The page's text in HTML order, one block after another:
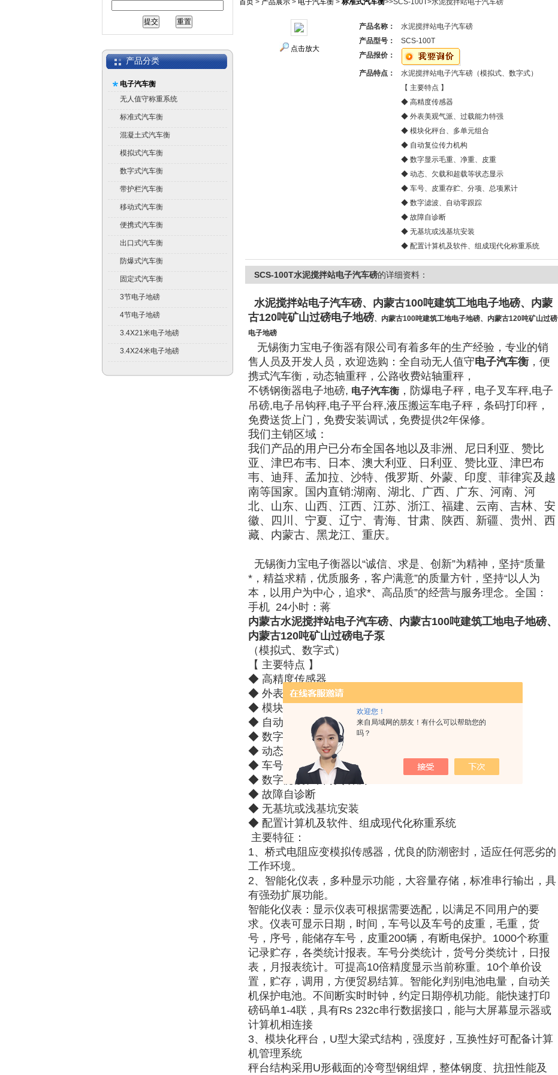
欢迎您！
来自局域网的朋友！有什么可以帮助您的
吗？
产品分类
电子汽车衡
无人值守称重系统
标准式汽车衡
混凝土式汽车衡
模拟式汽车衡
数字式汽车衡
带护栏汽车衡
移动式汽车衡
便携式汽车衡
出口式汽车衡
防爆式汽车衡
固定式汽车衡
3节电子地磅
4节电子地磅
3.4X21米电子地磅
3.4X24米电子地磅
首页 > 产品展示 > 电子汽车衡 > 标准式汽车衡>>SCS-100T>水泥搅拌站电子汽车磅
点击放大
产品名称：
水泥搅拌站电子汽车磅
产品型号：
SCS-100T
产品报价：
产品特点：
水泥搅拌站电子汽车磅（模拟式、数字式）
【 主要特点 】
◆ 高精度传感器
◆ 外表美观气派、过载能力特强
◆ 模块化秤台、多单元组合
◆ 自动复位传力机构
◆ 数字显示毛重、净重、皮重
◆ 动态、欠载和超载等状态显示
◆ 车号、皮重存贮、分项、总项累计
◆ 数字滤波、自动零跟踪
◆ 故障自诊断
◆ 无基坑或浅基坑安装
◆ 配置计算机及软件、组成现代化称重系统
SCS-100T水泥搅拌站电子汽车磅的详细资料：
水泥搅拌站电子汽车磅、内蒙古100吨建筑工地电子地磅、内蒙
古120吨矿山过磅电子地磅、内蒙古100吨建筑工地电子地磅、内蒙古120吨矿山过磅
电子地磅
无锡衡力宝电子衡器有限公司有着多年的生产经验，专业的销
售人员及开发人员，欢迎选购：全自动无人值守电子汽车衡 ，便
携式汽车衡，动态轴重秤，公路收费站轴重秤，
不锈钢衡器电子地磅, 电子汽车衡 ，防爆电子秤，电子叉车秤,电子
吊磅,电子吊钩秤,电子平台秤,液压搬运车电子秤，条码打印秤，
免费送货上门，免费安装调试，免费提供2年保修。
我们主销区域：
我们产品的用户已分布全国各地以及非洲、尼日利亚、赞比
亚、津巴布韦、日本、澳大利亚、日利亚、赞比亚、津巴布
韦、迪拜、孟加拉、沙特、俄罗斯、外蒙、印度、菲律宾及越
南等国家。国内直销:湖南、湖北、广西、广东、河南、河
北、山东、山西、江西、江苏、浙江、福建、云南、吉林、安
徽、四川、宁夏、辽宁、青海、甘肃、陕西、新疆、贵州、西
藏、内蒙古、黑龙江、重庆。
无锡衡力宝电子衡器以“诚信、求是、创新”为精神，坚持“质量
*，精益求精，优质服务，客户满意”的质量方针，坚持“以人为
本，以用户为中心，追求*、高品质”的经营与服务理念。全国：
手机 24小时：蒋
内蒙古水泥搅拌站电子汽车磅、内蒙古100吨建筑工地电子地磅、
内蒙古120吨矿山过磅电子泵
（模拟式、数字式）
【 主要特点 】
◆ 高精度传感器
◆ 外表美观气派、过载能力特强
◆ 模块化秤台、多单元组合
◆ 自动复位传力机构
◆ 数字显示毛重、净重、皮重
◆ 动态、欠载和超载等状态显示
◆ 车号、皮重存贮、分项、总项累计
◆ 数字滤波、自动零跟踪
◆ 故障自诊断
◆ 无基坑或浅基坑安装
◆ 配置计算机及软件、组成现代化称重系统
主要特征：
1、桥式电阻应变模拟传感器，优良的防潮密封，适应任何恶劣的
工作环境。
2、智能化仪表，多种显示功能，大容量存储，标准串行输出，具
有强劲扩展功能。
智能化仪表：显示仪表可根据需要选配，以满足不同用户的要
求。仪表可显示日期，时间，车号以及车号的皮重，毛重，货
号，序号，能储存车号，皮重200辆，有断电保护。1000个称重
记录贮存，各类统计报表。车号分类统计，货号分类统计，日报
表，月报表统计。可提高10倍精度显示当前称重。10个单价设
置，贮存，调用，方便贸易结算。智能化判别电池电量，自动关
机保护电池。不间断实时时钟，约定日期停机功能。能快速打印
磅码单1-4联，具有Rs 232c串行数据接口，能与大屏幕显示器或
计算机相连接
3、模块化秤台，U型大梁式结构，强度好，互换性好可配备计算
机管理系统
秤台结构采用U形截面的冷弯型钢组焊，整体钢度、抗扭性能及